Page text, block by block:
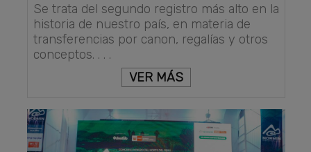
Se trata del segundo registro más alto en la
historia de nuestro país, en materia de
transferencias por canon, regalías y otros
conceptos. . . .
VER MÁS